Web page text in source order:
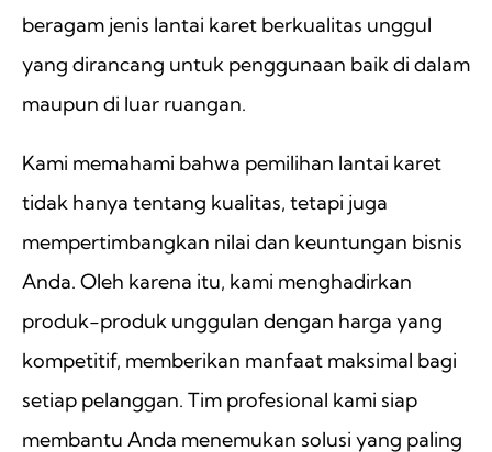
beragam jenis lantai karet berkualitas unggul
yang dirancang untuk penggunaan baik di dalam
maupun di luar ruangan.
Kami memahami bahwa pemilihan lantai karet
tidak hanya tentang kualitas, tetapi juga
mempertimbangkan nilai dan keuntungan bisnis
Anda. Oleh karena itu, kami menghadirkan
produk-produk unggulan dengan harga yang
kompetitif, memberikan manfaat maksimal bagi
setiap pelanggan. Tim profesional kami siap
membantu Anda menemukan solusi yang paling